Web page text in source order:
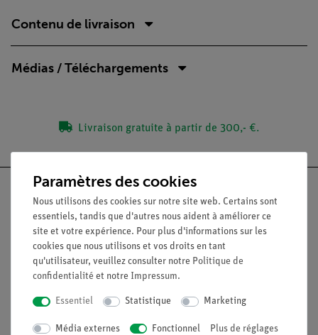
Contenu de livraison
Médias / Téléchargements
Livraison gratuite à partir de 300,- €.
Nach oben
Légal
Paramètres des cookies
Nous utilisons des cookies sur notre site web. Certains sont
essentiels, tandis que d'autres nous aident à améliorer ce
site et votre expérience. Pour plus d'informations sur les
cookies que nous utilisons et vos droits en tant
qu'utilisateur, veuillez consulter notre Politique de
confidentialité et notre Impressum.
Essentiel Statistique Marketing
Média externes Fonctionnel Plus de réglages